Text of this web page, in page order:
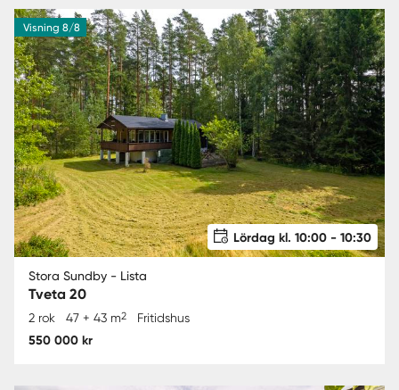
Visning 8/8
Lördag kl. 10:00 - 10:30
Stora Sundby - Lista
Tveta 20
2 rok 47 + 43 m2 Fritidshus
550 000 kr